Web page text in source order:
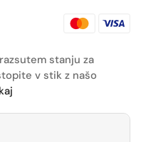
stanju za
v stik z našo